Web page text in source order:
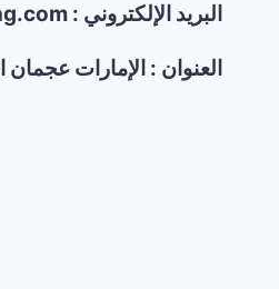
البريد الإلكتروني : admin@kpicleaning.com
العنوان : الإمارات عجمان